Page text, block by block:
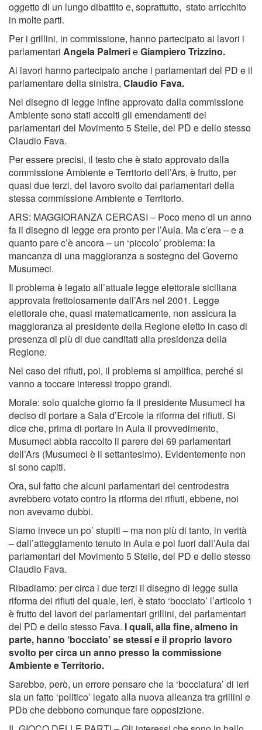
oggetto di un lungo dibattito e, soprattutto, stato arricchito
in molte parti.
Per i grillini, in commissione, hanno partecipato ai lavori i
parlamentari Angela PalmerieGiampiero Trizzino.
Ai lavori hanno partecipato anche i parlamentari del PD e il
parlamentare della sinistra, Claudio Fava.
Nel disegno di legge infine approvato dalla commissione
Ambiente sono stati accolti gli emendamenti dei
parlamentari del Movimento 5 Stelle, del PD e dello stesso
Claudio Fava.
Per essere precisi, il testo che è stato approvato dalla
commissione Ambiente e Territorio dell’Ars, è frutto, per
quasi due terzi, del lavoro svolto dai parlamentari della
stessa commissione Ambiente e Territorio.
ARS: MAGGIORANZA CERCASI – Poco meno di un anno
fa il disegno di legge era pronto per l’Aula. Ma c’era – e a
quanto pare c’è ancora – un ‘piccolo’ problema: la
mancanza di una maggioranza a sostegno del Governo
Musumeci.
Il problema è legato all’attuale legge elettorale siciliana
approvata frettolosamente dall’Ars nel 2001. Legge
elettorale che, quasi matematicamente, non assicura la
maggioranza al presidente della Regione eletto in caso di
presenza di più di due canditati alla presidenza della
Regione.
Nel caso dei rifiuti, poi, il problema si amplifica, perché si
vanno a toccare interessi troppo grandi.
Morale: solo qualche giorno fa il presidente Musumeci ha
deciso di portare a Sala d’Ercole la riforma dei rifiuti. Si
dice che, prima di portare in Aula il provvedimento,
Musumeci abbia raccolto il parere dei 69 parlamentari
dell’Ars (Musumeci è il settantesimo). Evidentemente non
si sono capiti.
Ora, sul fatto che alcuni parlamentari del centrodestra
avrebbero votato contro la riforma dei rifiuti, ebbene, noi
non avevamo dubbi.
Siamo invece un po’ stupiti – ma non più di tanto, in verità
– dall’atteggiamento tenuto in Aula e poi fuori dall’Aula dai
parlamentari del Movimento 5 Stelle, del PD e dello stesso
Claudio Fava.
Ribadiamo: per circa i due terzi il disegno di legge sulla
riforma dei rifiuti del quale, ieri, è stato ‘bocciato’ l’articolo 1
è frutto del lavori dei parlamentari grillini, dei parlamentari
del PD e dello stesso Fava. I quali, alla fine, almeno in
parte, hanno ‘bocciato’ se stessi e il proprio lavoro
svolto per circa un anno presso la commissione
Ambiente e Territorio.
Sarebbe, però, un errore pensare che la ‘bocciatura’ di ieri
sia un fatto ‘politico’ legato alla nuova alleanza tra grillini e
PDb che debbono comunque fare opposizione.